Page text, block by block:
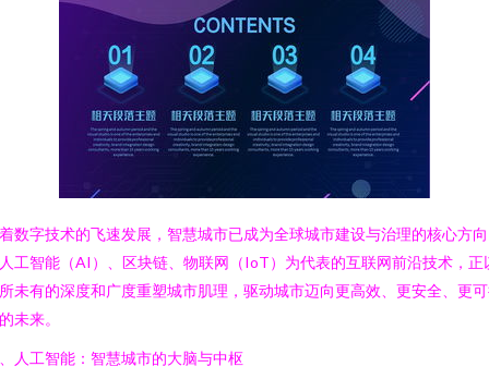
数字技术的飞速发展，智慧城市已成为全球城市建设与治理的核心方
工智能（AI）、区块链、物联网（IoT）为代表的互联网前沿技术，正
未有的深度和广度重塑城市肌理，驱动城市迈向更高效、更安全、更
未来。
人工智能：智慧城市的大脑与中枢